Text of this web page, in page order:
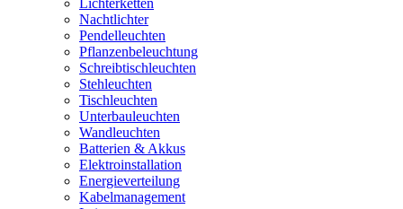
Lichterketten
Nachtlichter
Pendelleuchten
Pflanzenbeleuchtung
Schreibtischleuchten
Stehleuchten
Tischleuchten
Unterbauleuchten
Wandleuchten
Batterien & Akkus
Elektroinstallation
Energieverteilung
Kabelmanagement